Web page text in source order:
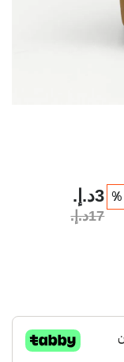
3د.إ.‏
17د.إ.‏